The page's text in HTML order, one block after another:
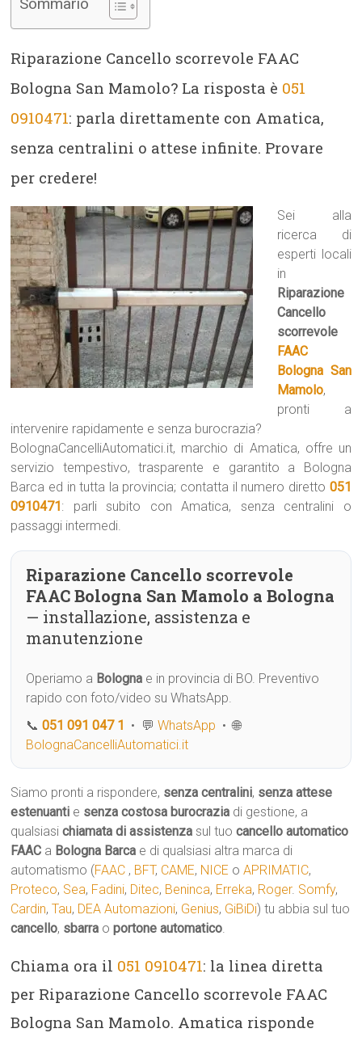
Riparazione Cancello scorrevole FAAC
Bologna San Mamolo? La risposta è 051
0910471: parla direttamente con Amatica,
senza centralini o attese infinite. Provare
per credere!
Sei alla
ricerca di
esperti locali
in
Riparazione
Cancello
scorrevole
FAAC
Bologna San
Mamolo,
pronti a
intervenire rapidamente e senza burocrazia?
BolognaCancelliAutomatici.it, marchio di Amatica, offre un
servizio tempestivo, trasparente e garantito a Bologna
Barca ed in tutta la provincia; contatta il numero diretto 051
0910471: parli subito con Amatica, senza centralini o
passaggi intermedi.
Riparazione Cancello scorrevole
FAAC Bologna San Mamolo a Bologna
— installazione, assistenza e
manutenzione
Operiamo a Bologna e in provincia di BO. Preventivo
rapido con foto/video su WhatsApp.
📞051 091 047 1 • 💬WhatsApp • 🌐
BolognaCancelliAutomatici.it
Siamo pronti a rispondere, senza centralini, senza attese
estenuanti e senza costosa burocrazia di gestione, a
qualsiasichiamata di assistenza sul tuocancello automatico
FAAC a Bologna Barca e di qualsiasi altra marca di
automatismo (FAAC , BFT, CAME, NICE oAPRIMATIC,
Proteco, Sea, Fadini, Ditec, Beninca, Erreka, Roger. Somfy,
Cardin,Tau, DEA Automazioni, Genius, GiBiDi) tu abbia sul tuo
cancello, sbarra oportone automatico.
Chiama ora il 051 0910471: la linea diretta
per Riparazione Cancello scorrevole FAAC
Bologna San Mamolo. Amatica risponde